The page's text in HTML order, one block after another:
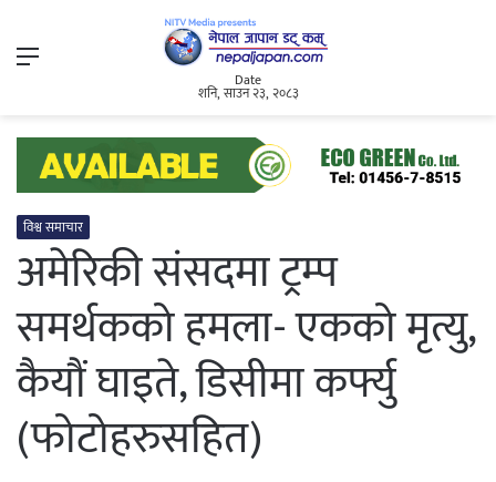
Menu
Date
शनि, साउन २३, २०८३
विश्व समाचार
अमेरिकी संसदमा ट्रम्प
समर्थकको हमला- एकको मृत्यु,
कैयौं घाइते, डिसीमा कर्फ्यु
(फोटोहरुसहित)